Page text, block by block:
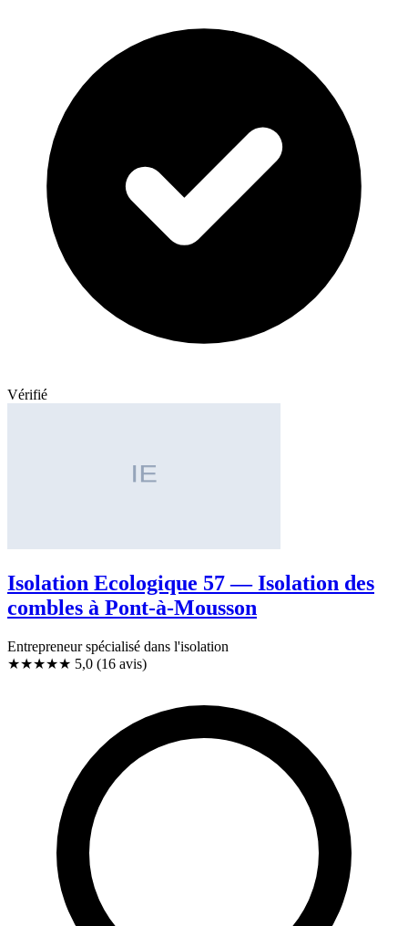
Vérifié
Isolation Ecologique 57 — Isolation des
combles à Pont-à-Mousson
Entrepreneur spécialisé dans l'isolation
★★★★★ 5,0 (16 avis)